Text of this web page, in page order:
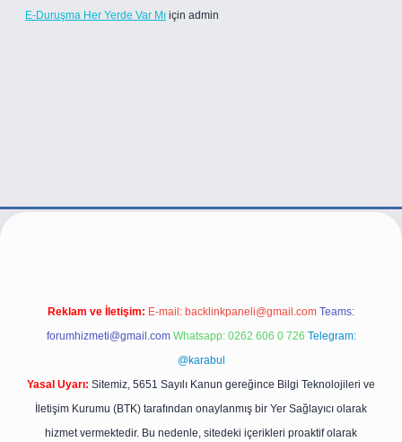
E-Duruşma Her Yerde Var Mı için admin
Reklam ve İletişim: E-mail: backlinkpaneli@gmail.com Teams:
forumhizmeti@gmail.com Whatsapp: 0262 606 0 726 Telegram:
@karabul
Yasal Uyarı: Sitemiz, 5651 Sayılı Kanun gereğince Bilgi Teknolojileri ve
İletişim Kurumu (BTK) tarafından onaylanmış bir Yer Sağlayıcı olarak
hizmet vermektedir. Bu nedenle, sitedeki içerikleri proaktif olarak